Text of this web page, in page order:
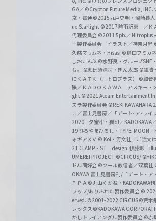
GA／ ©Crypton Future Media,
京・電通 ©2015丸戸史明・深崎暮人
ue Starlight ©2017 時雨沢恵一／Ｋ
代理委員会 ©2011 5pb.／Nitroplus
ー製作委員会 イラスト／神奈月昇
久慈マサムネ・Hisasi ©島田フミカ
しおこんぶ ©水野良・グループSNE
ち。
©恵比須清司・ぎん太郎 ©鏡貴
にくＡＴＫ（ニトロプラス） ©細音
礫／ＫＡＤＯＫＡＷＡ アスキー・
ght © 2021 Ateam Entertainment
スラ製作委員会 ©REKI
こ／富士見書房／「デート･ア･ライ
2020 夕蜜柑・狐印／KADOKAWA
19 ひろやまひろし・TYPE-MOON
ォギアＸＶ © Koi・芳文社／ご注文
21 CLAMP・ST design:伊藤彰
UMEREI PROJECT ©CIRCUS/
ドル同好会 ©クール教信者／双葉社
OKAWA 富士見書房刊/「デート・
ＰＰＡ ©丸山くがね・KADOKAWA
ラップ/ありふれた製作委員会 ©
erved. ©2001-2022 CIRCUS©荒木
レックス ©KADOKAWA
かしトライアングル製作委員会 ©赤